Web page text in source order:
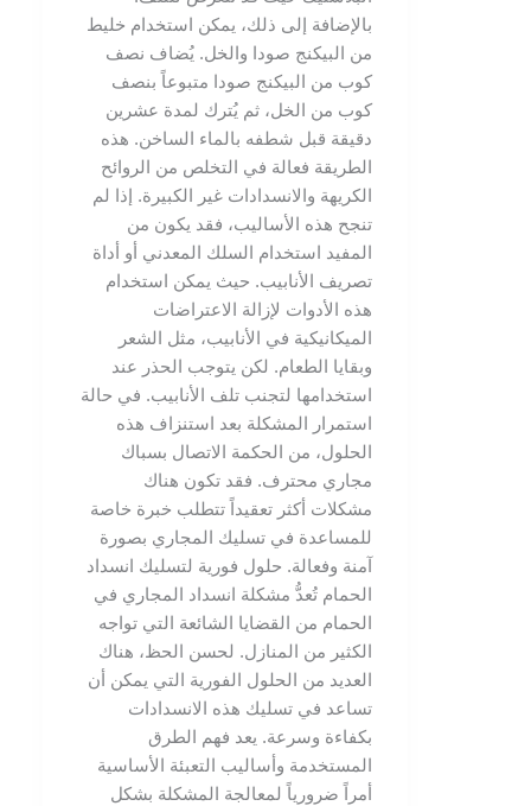
بالإضافة إلى ذلك، يمكن استخدام خليط
من البيكنج صودا والخل. يُضاف نصف
كوب من البيكنج صودا متبوعاً بنصف
كوب من الخل، ثم يُترك لمدة عشرين
دقيقة قبل شطفه بالماء الساخن. هذه
الطريقة فعالة في التخلص من الروائح
الكريهة والانسدادات غير الكبيرة. إذا لم
تنجح هذه الأساليب، فقد يكون من
المفيد استخدام السلك المعدني أو أداة
تصريف الأنابيب. حيث يمكن استخدام
هذه الأدوات لإزالة الاعتراضات
الميكانيكية في الأنابيب، مثل الشعر
وبقايا الطعام. لكن يتوجب الحذر عند
استخدامها لتجنب تلف الأنابيب. في حالة
استمرار المشكلة بعد استنزاف هذه
الحلول، من الحكمة الاتصال بسباك
مجاري محترف. فقد تكون هناك
مشكلات أكثر تعقيداً تتطلب خبرة خاصة
للمساعدة في تسليك المجاري بصورة
آمنة وفعالة. حلول فورية لتسليك انسداد
الحمام تُعدُّ مشكلة انسداد المجاري في
الحمام من القضايا الشائعة التي تواجه
الكثير من المنازل. لحسن الحظ، هناك
العديد من الحلول الفورية التي يمكن أن
تساعد في تسليك هذه الانسدادات
بكفاءة وسرعة. يعد فهم الطرق
المستخدمة وأساليب التعبئة الأساسية
أمراً ضرورياً لمعالجة المشكلة بشكل